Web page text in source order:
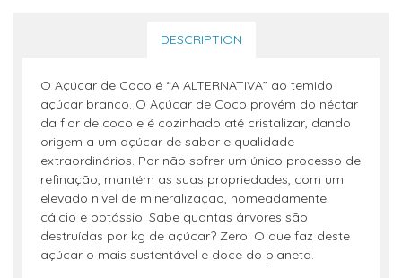
DESCRIPTION
O Açúcar de Coco é “A ALTERNATIVA” ao temido
açúcar branco. O Açúcar de Coco provém do néctar
da flor de coco e é cozinhado até cristalizar, dando
origem a um açúcar de sabor e qualidade
extraordinários. Por não sofrer um único processo de
refinação, mantém as suas propriedades, com um
elevado nível de mineralização, nomeadamente
cálcio e potássio. Sabe quantas árvores são
destruídas por kg de açúcar? Zero! O que faz deste
açúcar o mais sustentável e doce do planeta.